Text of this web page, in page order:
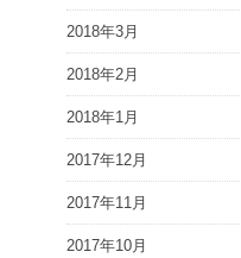
2018年3月
2018年2月
2018年1月
2017年12月
2017年11月
2017年10月